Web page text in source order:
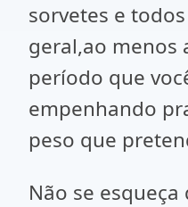
sorvetes e
geral,ao menos
período que
empenhando
peso que
Não se